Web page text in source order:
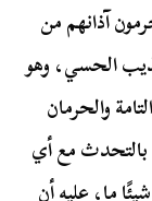
آذانهم من
الحسي، وهو
والحرمان
مع أي
ما، عليه أن